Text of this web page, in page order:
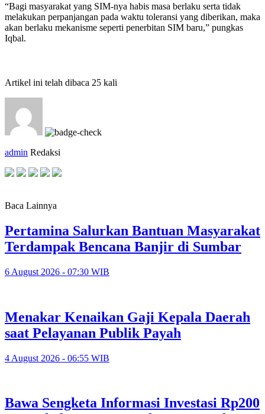
“Bagi masyarakat yang SIM-nya habis masa berlaku serta tidak
melakukan perpanjangan pada waktu toleransi yang diberikan, maka
akan berlaku mekanisme seperti penerbitan SIM baru,” pungkas
Iqbal.
Artikel ini telah dibaca 25 kali
admin Redaksi
Baca Lainnya
Pertamina Salurkan Bantuan Masyarakat
Terdampak Bencana Banjir di Sumbar
6 August 2026 - 07:30 WIB
Menakar Kenaikan Gaji Kepala Daerah
saat Pelayanan Publik Payah
4 August 2026 - 06:55 WIB
Bawa Sengketa Informasi Investasi Rp200